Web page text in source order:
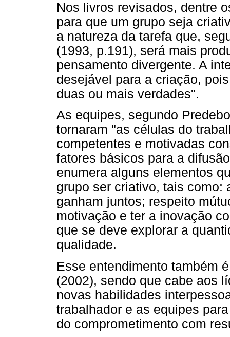
Nos livros revisados, dentre
para que um grupo seja
a natureza da tarefa que,
(1993, p.191), será mais
pensamento divergente. A
desejável para a criação,
duas ou mais verdades".
As equipes, segundo
tornaram "as células do
competentes e motivadas
fatores básicos para a
enumera alguns elementos
grupo ser criativo, tais como:
ganham juntos; respeito
motivação e ter a inovação
que se deve explorar a
qualidade.
Esse entendimento também
(2002), sendo que cabe aos
novas habilidades
trabalhador e as equipes
do comprometimento com